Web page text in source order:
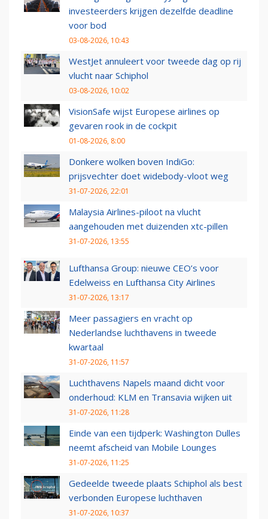
investeerders krijgen dezelfde deadline
voor bod
03-08-2026, 10:43
WestJet annuleert voor tweede dag op rij
vlucht naar Schiphol
03-08-2026, 10:02
VisionSafe wijst Europese airlines op
gevaren rook in de cockpit
01-08-2026, 8:00
Donkere wolken boven IndiGo:
prijsvechter doet widebody-vloot weg
31-07-2026, 22:01
Malaysia Airlines-piloot na vlucht
aangehouden met duizenden xtc-pillen
31-07-2026, 13:55
Lufthansa Group: nieuwe CEO’s voor
Edelweiss en Lufthansa City Airlines
31-07-2026, 13:17
Meer passagiers en vracht op
Nederlandse luchthavens in tweede
kwartaal
31-07-2026, 11:57
Luchthavens Napels maand dicht voor
onderhoud: KLM en Transavia wijken uit
31-07-2026, 11:28
Einde van een tijdperk: Washington Dulles
neemt afscheid van Mobile Lounges
31-07-2026, 11:25
Gedeelde tweede plaats Schiphol als best
verbonden Europese luchthaven
31-07-2026, 10:37